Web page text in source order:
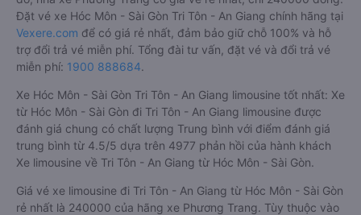
Đặt vé xe Hóc Môn - Sài Gòn Tri Tôn - An Giang chính hãng tại
Vexere.com để có giá rẻ nhất, đảm bảo giữ chỗ 100% và hỗ
trợ đổi trả vé miễn phí. Tổng đài tư vấn, đặt vé và đổi trả vé
miễn phí: 1900 888684.
Xe Hóc Môn - Sài Gòn Tri Tôn - An Giang limousine tốt nhất: Xe
từ Hóc Môn - Sài Gòn đi Tri Tôn - An Giang limousine được
đánh giá chung có chất lượng Trung bình với điểm đánh giá
trung bình từ 4.5/5 dựa trên 4977 phản hồi của hành khách
Xe limousine về Tri Tôn - An Giang từ Hóc Môn - Sài Gòn.
Giá vé xe limousine đi Tri Tôn - An Giang từ Hóc Môn - Sài Gòn
rẻ nhất là 240000 của hãng xe Phương Trang. Tùy thuộc vào